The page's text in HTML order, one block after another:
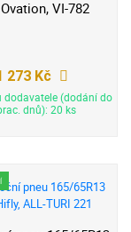
VI-782
273 Kč
dodavatele (dodání do
dnů): 20 ks